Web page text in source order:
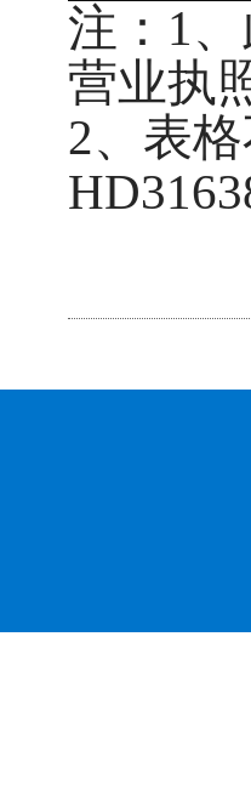
注： 1
营业执
2、表